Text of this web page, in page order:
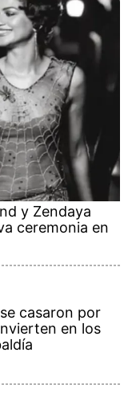
y Zendaya
ceremonia en
casaron por
en los